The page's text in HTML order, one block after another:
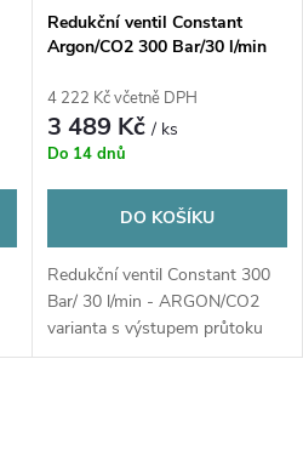
Redukční ventil Constant
Argon/CO2 300 Bar/30 l/min
4 222 Kč včetně DPH
3 489 Kč/ ks
Do 14 dnů
DO KOŠÍKU
Redukční ventil Constant 300
Bar/ 30 l/min - ARGON/CO2
varianta s výstupem průtoku
plynu na 16 a 30 l za minutu